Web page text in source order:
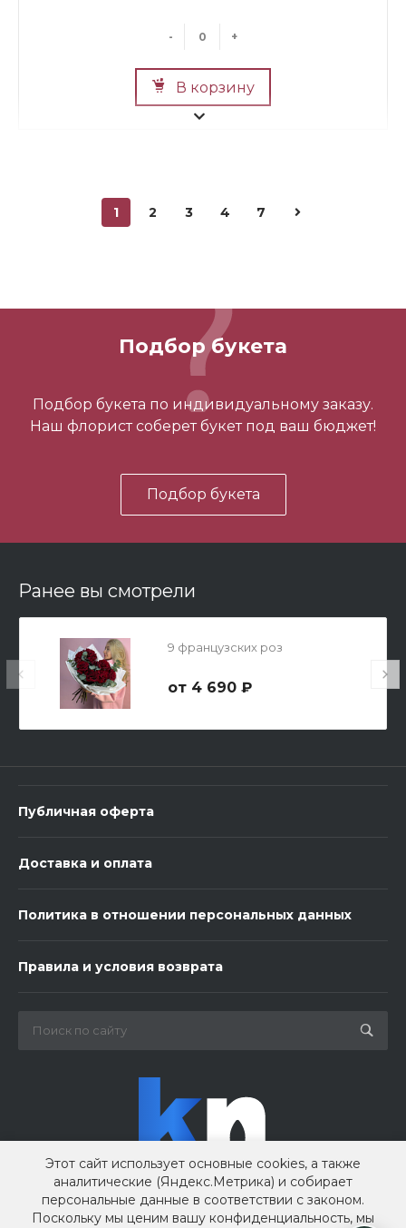
- +
В корзину
700 ₽
В корзину
Мишка Мини №1
В корзину
В корзину
1 2 3 4 7
Подбор букета
Подбор букета по индивидуальному заказу.
Наш флорист соберет букет под ваш бюджет!
Подбор букета
Ранее вы смотрели
9 французских роз
4 690 ₽
Публичная оферта
Доставка и оплата
Политика в отношении персональных данных
Правила и условия возврата
Этот сайт использует основные cookies, а также
аналитические (Яндекс.Метрика) и собирает
персональные данные в соответствии с законом.
Поскольку мы ценим вашу конфиденциальность, мы